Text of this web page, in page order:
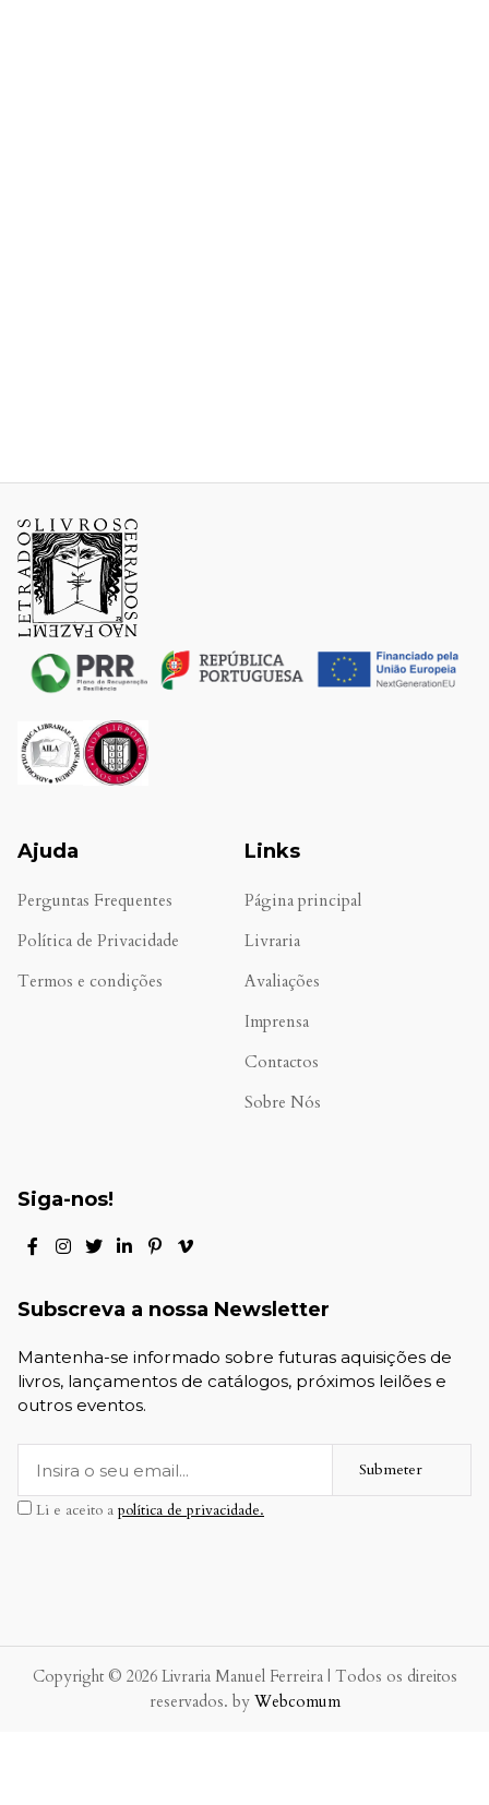
Ajuda
Perguntas Frequentes
Política de Privacidade
Termos e condições
Links
Página principal
Livraria
Avaliações
Imprensa
Contactos
Sobre Nós
Siga-nos!
Subscreva a nossa Newsletter
Mantenha-se informado sobre futuras aquisições de
livros, lançamentos de catálogos, próximos leilões e
outros eventos.
Submeter
Li e aceito a política de privacidade.
Copyright © 2026 Livraria Manuel Ferreira | Todos os direitos
reservados. by Webcomum